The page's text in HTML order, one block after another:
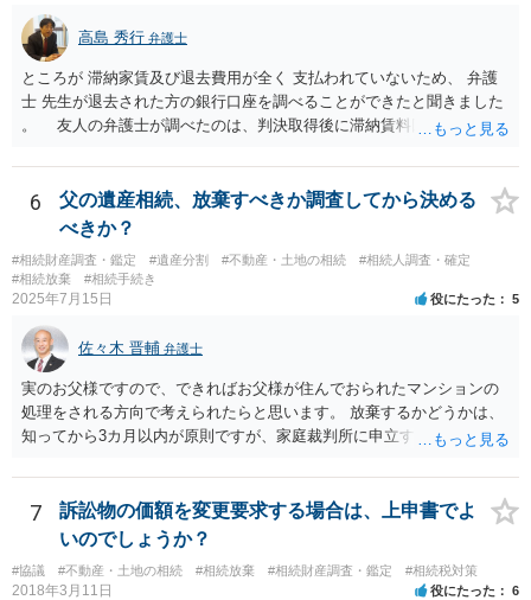
高島 秀行 弁護士
ところが 滞納家賃及び退去費用が全く 支払われていないため、 弁護
士 先生が退去された方の銀行口座を調べることができたと聞きました
。 友人の弁護士が調べたのは、判決取得後に滞納賃料回収のため
預金の入出金履歴を調べたわけではありません。 残念ながら、事案
や目的も異なりますし、開示の内容も異なります。
6
父の遺産相続、放棄すべきか調査してから決める
べきか？
#相続財産調査・鑑定 #遺産分割 #不動産・土地の相続
#相続人調査・確定
#相続放棄
#相続手続き
2025年7月15日 役にたった 5
佐々木 晋輔 弁護士
実のお父様ですので、できればお父様が住んでおられたマンションの
処理をされる方向で考えられたらと思います。 放棄するかどうかは、
知ってから3カ月以内が原則ですが、家庭裁判所に申立すれば3カ月の
放棄するかどうか決めることができます。 銀行やサラ金が数年も放置
することはありませんので、数年後に借金が発見される可能性はほぼ
ありません。 なお、私が扱った相続放棄を検討していた案件で、期間
伸長して調査したところ、サラ金に対する過払金など相当な財産が見
つかったため相続したという事例がありました。
7
訴訟物の価額を変更要求する場合は、上申書でよ
いのでしょうか？
#協議 #不動産・土地の相続 #相続放棄 #相続財産調査・鑑定 #相続税対策
2018年3月11日 役にたった 6